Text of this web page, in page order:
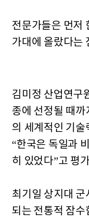
전문가들은 먼저
가대에 올랐다는
김미정 산업연구
종에 선정될 때
의 세계적인 기술
“한국은 독일과
히 있었다”고 평
최기일 상지대 군
되는 전통적 잠